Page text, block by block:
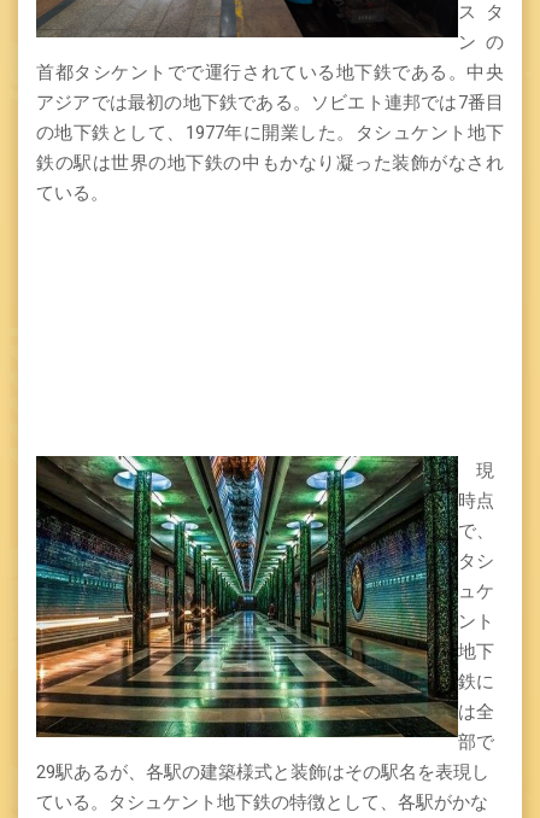
スタ
ンの
首都タシケントでで運行されている地下鉄である。中央
アジアでは最初の地下鉄である。ソビエト連邦では7番目
の地下鉄として、1977年に開業した。タシュケント地下
鉄の駅は世界の地下鉄の中もかなり凝った装飾がなされ
ている。
現
時点
で、
タシ
ュケ
ント
地下
鉄に
は全
部で
29駅あるが、各駅の建築様式と装飾はその駅名を表現し
ている。タシュケント地下鉄の特徴として、各駅がかな